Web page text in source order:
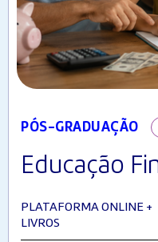
PÓS-GRADUAÇÃO
Educação
PLATAFORMA ONLINE +
LIVROS